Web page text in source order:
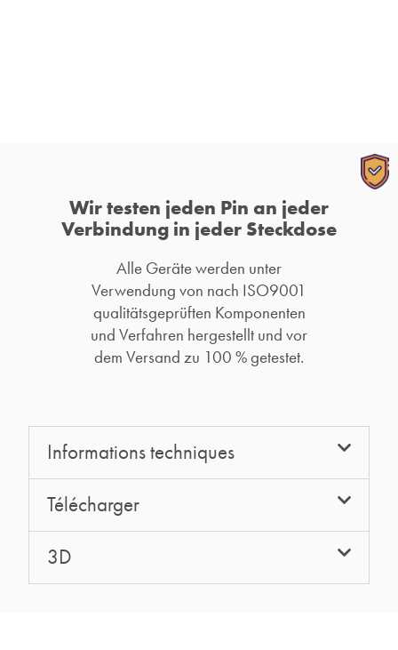
Wir testen jeden Pin an jeder
Verbindung in jeder Steckdose
Alle Geräte werden unter
Verwendung von nach ISO9001
qualitätsgeprüften Komponenten
und Verfahren hergestellt und vor
dem Versand zu 100 % getestet.
Informations techniques
Télécharger
3D